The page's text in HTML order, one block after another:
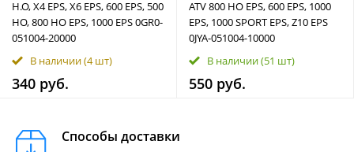
H.O, X4 EPS, X6 EPS, 600 EPS, 500
HO, 800 HO EPS, 1000 EPS 0GR0-
051004-20000
В наличии(4 шт)
340 руб.
ATV 800 HO EPS, 600 EPS, 1000
EPS, 1000 SPORT EPS, Z10 EPS
0JYA-051004-10000
В наличии(51 шт)
550 руб.
Способы доставки